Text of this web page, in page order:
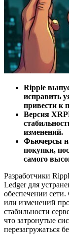
Ripple
исправить
привести к
Версия
изменений.
Фьючерсы
покупки,
самого
Разработчики
Ledger для
обеспечении
или изменений
стабильности
что затронутые
перезагружаться